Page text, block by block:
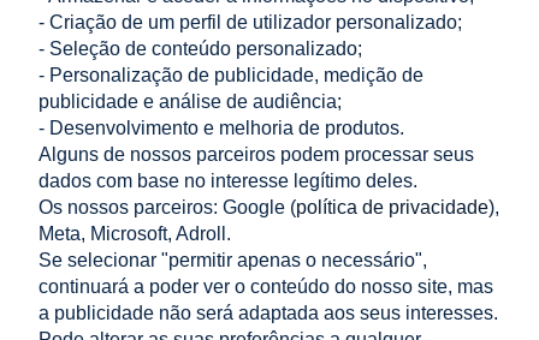
LOJA
AJUDA
A MINHA CONTA
INFORMAÇÃO
CONTACTO
- Criação de um perfil de utilizador personalizado;
- Seleção de conteúdo personalizado;
- Personalização de publicidade, medição de
publicidade e análise de audiência;
- Desenvolvimento e melhoria de produtos.
Alguns de nossos parceiros podem processar seus
dados com base no interesse legítimo deles.
Os nossos parceiros: Google (política de privacidade),
Meta, Microsoft, Adroll.
Se selecionar "permitir apenas o necessário",
continuará a poder ver o conteúdo do nosso site, mas
a publicidade não será adaptada aos seus interesses.